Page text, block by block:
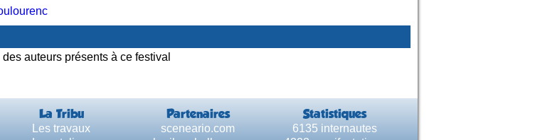
auteurs présents à ce festival
La Tribu Partenaires Statistiques
Les travaux sceneario.com
6135 internautes